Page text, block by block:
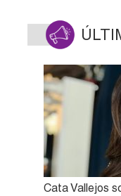
Cata Vallejos